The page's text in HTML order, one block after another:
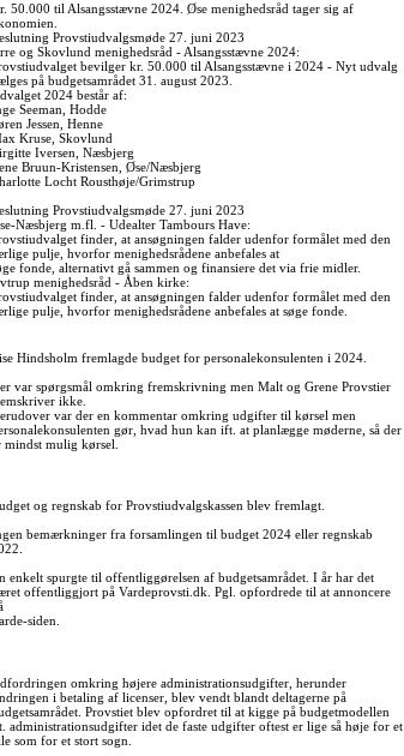
50.000 til Alsangsstævne 2024. Øse menighedsråd tager sig af
Provstiudvalgsmøde 27. juni 2023
og Skovlund menighedsråd - Alsangsstævne 2024:
bevilger kr. 50.000 til Alsangsstævne i 2024 - Nyt udvalg
på budgetsamrådet 31. august 2023.
2024 består af:
Seeman, Hodde
Jessen, Henne
Kruse, Skovlund
Iversen, Næsbjerg
Bruun-Kristensen, Øse/Næsbjerg
Locht Rousthøje/Grimstrup
Provstiudvalgsmøde 27. juni 2023
Næsbjerg m.fl. - Udealter Tambours Have:
finder, at ansøgningen falder udenfor formålet med den
pulje, hvorfor menighedsrådene anbefales at
fonde, alternativt gå sammen og finansiere det via frie midler.
menighedsråd - Åben kirke:
finder, at ansøgningen falder udenfor formålet med den
pulje, hvorfor menighedsrådene anbefales at søge fonde.
Hindsholm fremlagde budget for personalekonsulenten i 2024.
var spørgsmål omkring fremskrivning men Malt og Grene Provstier
ikke.
var der en kommentar omkring udgifter til kørsel men
gør, hvad hun kan ift. at planlægge møderne, så der
mindst mulig kørsel.
og regnskab for Provstiudvalgskassen blev fremlagt.
bemærkninger fra forsamlingen til budget 2024 eller regnskab
enkelt spurgte til offentliggørelsen af budgetsamrådet. I år har det
offentliggjort på Vardeprovsti.dk. Pgl. opfordrede til at annoncere
siden.
omkring højere administrationsudgifter, herunder
i betaling af licenser, blev vendt blandt deltagerne på
Provstiet blev opfordret til at kigge på budgetmodellen
administrationsudgifter idet de faste udgifter oftest er lige så høje for et
som for et stort sogn.